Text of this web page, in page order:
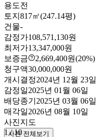
용도전
토지 817㎡(247.14평)
건물-
감정가108,571,130원
최저가13,347,000원
보증금
2,669,400원(20%)
청구액30,000,000원
개시결정2024년 12월 23일
감정일2025년 01월 06일
배당종기 2025년 03월 06일
매각일2026년 08월 10일
사진지도
1 /10
사진 전체보기